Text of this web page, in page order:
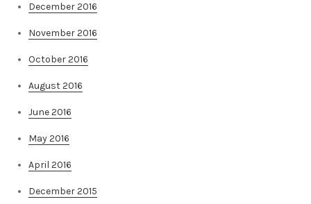
December 2016
November 2016
October 2016
August 2016
June 2016
May 2016
April 2016
December 2015